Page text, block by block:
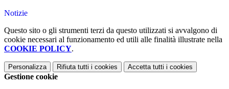
Notizie
Questo sito o gli strumenti terzi da questo utilizzati si avvalgono di
cookie necessari al funzionamento ed utili alle finalità illustrate nella
COOKIE POLICY.
Personalizza Rifiuta tutti i cookies Accetta tutti i cookies
Gestione cookie